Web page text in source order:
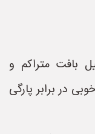
بافت متراکم و
در برابر پارگی